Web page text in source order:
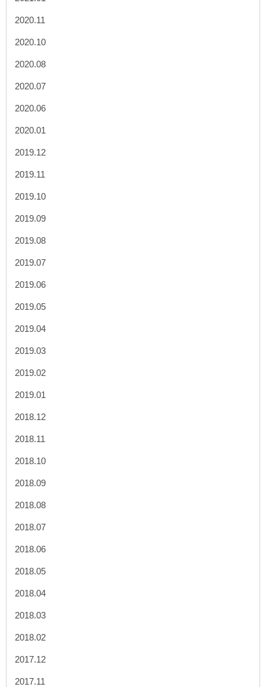
2020.11
2020.10
2020.08
2020.07
2020.06
2020.01
2019.12
2019.11
2019.10
2019.09
2019.08
2019.07
2019.06
2019.05
2019.04
2019.03
2019.02
2019.01
2018.12
2018.11
2018.10
2018.09
2018.08
2018.07
2018.06
2018.05
2018.04
2018.03
2018.02
2017.12
2017.11